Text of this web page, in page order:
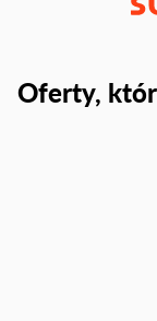
Oferty,